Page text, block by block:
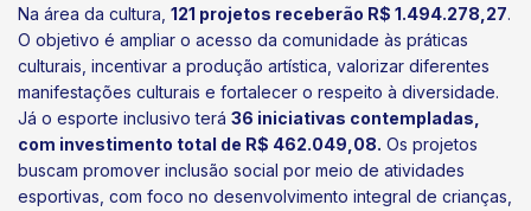
Na área da cultura, 121 projetos receberão R$ 1.494.278,27.
O objetivo é ampliar o acesso da comunidade às práticas
culturais, incentivar a produção artística, valorizar diferentes
manifestações culturais e fortalecer o respeito à diversidade.
Já o esporte inclusivo terá 36 iniciativas contempladas,
com investimento total de R$ 462.049,08. Os projetos
buscam promover inclusão social por meio de atividades
esportivas, com foco no desenvolvimento integral de crianças,